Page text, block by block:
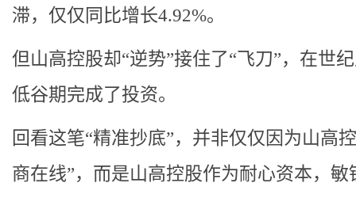
滞，仅仅同比增长4.92%。
但山高控股却“逆势”接住了“飞刀”，在世
低谷期完成了投资。
回看这笔“精准抄底”，并非仅仅因为山高
商在线”，而是山高控股作为耐心资本，敏